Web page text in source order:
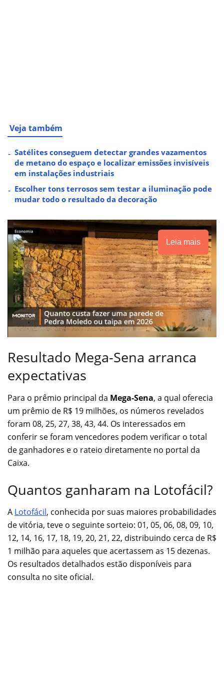
Veja também
Satélites conseguem detectar grandes vazamentos
de metano do espaço e localizar emissões invisíveis
em instalações industriais
Escolher tons terrosos sem testar a iluminação pode
mudar todo o resultado da decoração
Leia mais
Resultado Mega-Sena arranca
expectativas
Para o prêmio principal da Mega-Sena, a qual oferecia
um prêmio de R$ 19 milhões, os números revelados
foram 08, 25, 27, 38, 43, 44. Os interessados em
conferir se foram vencedores podem verificar o total
de ganhadores e o rateio diretamente no portal da
Caixa.
Quantos ganharam na Lotofácil?
A Lotofácil, conhecida por suas maiores probabilidades
de vitória, teve o seguinte sorteio: 01, 05, 06, 08, 09, 10,
12, 14, 16, 17, 18, 19, 20, 21, 22, distribuindo cerca de R$
1 milhão para aqueles que acertassem as 15 dezenas.
Os resultados detalhados estão disponíveis para
consulta no site oficial.